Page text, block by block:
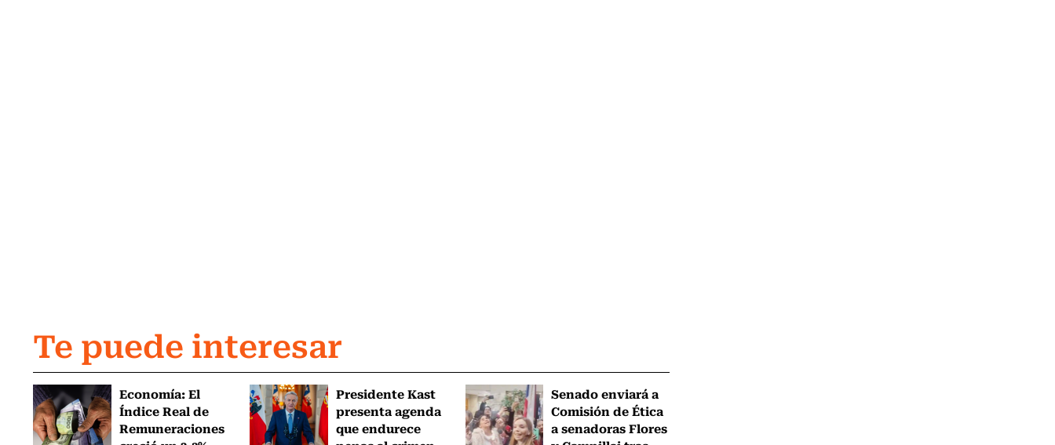
Te puede interesar
Economía: El
Índice Real de
Remuneraciones
Presidente Kast
presenta agenda
que endurece
Senado enviará a
Comisión de Ética
a senadoras Flores